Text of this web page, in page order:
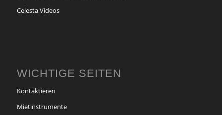
Celesta Videos
WICHTIGE SEITEN
Kontaktieren
Mietinstrumente